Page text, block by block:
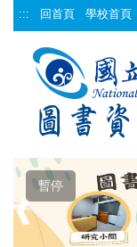
跳
到
::: 回首頁 學校首頁
暫停
❰